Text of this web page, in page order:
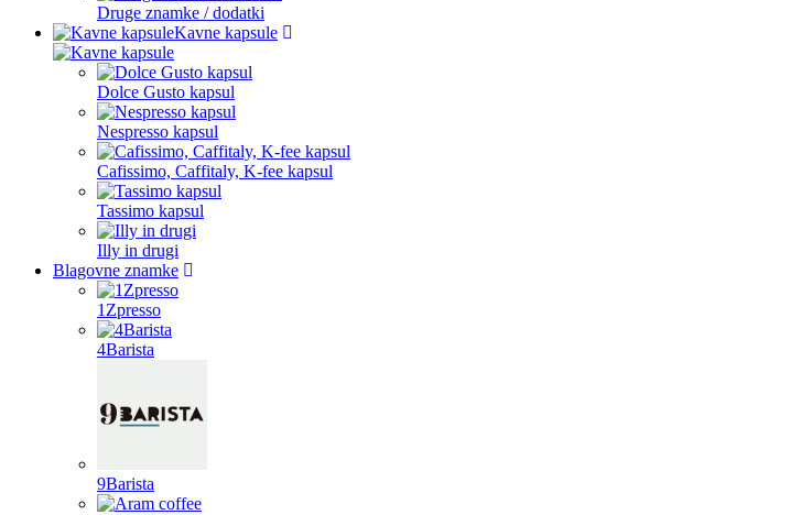
Druge znamke / dodatki
Kavne kapsule
Dolce Gusto kapsul
Nespresso kapsul
Cafissimo, Caffitaly, K-fee kapsul
Tassimo kapsul
Illy in drugi
Blagovne znamke
1Zpresso
4Barista
9Barista